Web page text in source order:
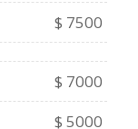
$ 7500
$ 7000
$ 5000